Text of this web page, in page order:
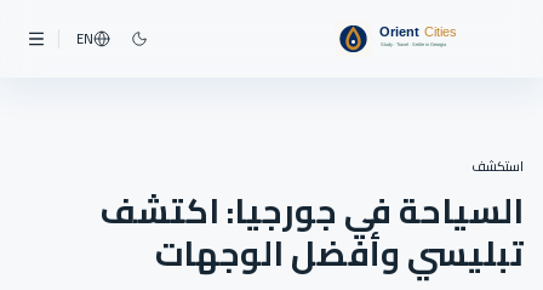
EN
استكشف
السياحة في جورجيا: اكتشف
تبليسي وأفضل الوجهات